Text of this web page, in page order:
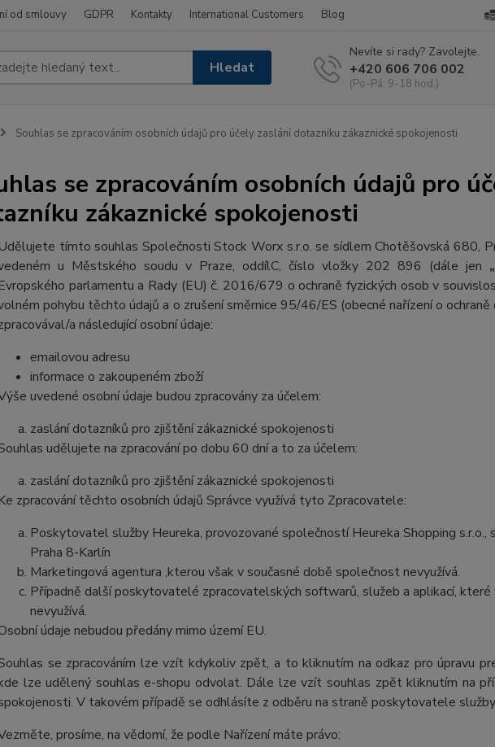
od smlouvy GDPR Kontakty International Customers Blog
Hledat
Nevíte si rady? Zavolejte.
+420 606 706 002
(Po-Pá, 9-18 hod.)
Souhlas se zpracováním osobních údajů pro účely zaslání dotazníku zákaznické spokojenosti
se zpracováním osobních údajů pro
zákaznické spokojenosti
tímto souhlas Společnosti Stock Worx s.r.o. se sídlem Chotěšovská 680,
u Městského soudu v Praze, oddílC, číslo vložky 202 896 (dále jen
parlamentu a Rady (EU) č. 2016/679 o ochraně fyzických osob v
pohybu těchto údajů a o zrušení směrnice 95/46/ES (obecné nařízení o ochraně
a následující osobní údaje:
emailovou adresu
informace o zakoupeném zboží
uvedené osobní údaje budou zpracovány za účelem:
zaslání dotazníků pro zjištění zákaznické spokojenosti
udělujete na zpracování po dobu 60 dní a to za účelem:
zaslání dotazníků pro zjištění zákaznické spokojenosti
zpracování těchto osobních údajů Správce využívá tyto Zpracovatele:
Poskytovatel služby Heureka, provozované společností Heureka Shopping
Praha 8-Karlín
Marketingová agentura ,kterou však v současné době společnost nevyužívá.
Případně další poskytovatelé zpracovatelských softwarů, služeb a aplikací,
nevyužívá.
údaje nebudou předány mimo území EU.
se zpracováním lze vzít kdykoliv zpět, a to kliknutím na odkaz pro úpravu
lze udělený souhlas e-shopu odvolat. Dále lze vzít souhlas zpět kliknutím na
V takovém případě se odhlásíte z odběru na straně poskytovatele
prosíme, na vědomí, že podle Nařízení máte právo: